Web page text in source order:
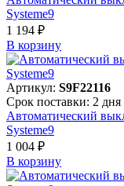
Systeme9
1 194 ₽
В корзинy
Артикул: S9F22116
Срок поставки: 2 дня
Автоматический
Systeme9
1 004 ₽
В корзинy